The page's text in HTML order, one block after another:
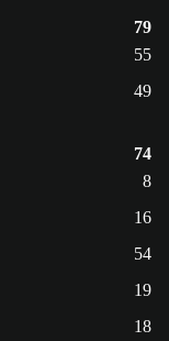
79
55
49
74
8
16
54
19
18